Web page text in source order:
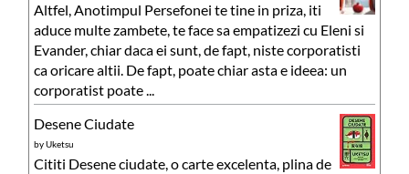
Altfel, Anotimpul Persefonei te tine in priza, iti
aduce multe zambete, te face sa empatizezi cu Eleni si
Evander, chiar daca ei sunt, de fapt, niste corporatisti
ca oricare altii. De fapt, poate chiar asta e ideea: un
corporatist poate ...
Desene Ciudate
byUketsu
Cititi Desene ciudate, o carte excelenta, plina de